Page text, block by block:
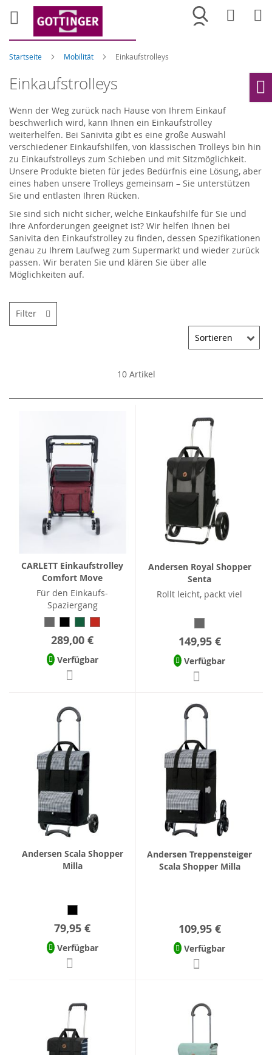
Merkliste
Startseite Mobilität Einkaufstrolleys
Einkaufstrolleys
Wenn der Weg zurück nach Hause von Ihrem Einkauf
beschwerlich wird, kann Ihnen ein Einkaufstrolley
weiterhelfen. Bei Sanivita gibt es eine große Auswahl
verschiedener Einkaufshilfen, von klassischen Trolleys bin hin
zu Einkaufstrolleys zum Schieben und mit Sitzmöglichkeit.
Unsere Produkte bieten für jedes Bedürfnis eine Lösung, aber
eines haben unsere Trolleys gemeinsam – Sie unterstützen
Sie und entlasten Ihren Rücken.
Sie sind sich nicht sicher, welche Einkaufshilfe für Sie und
Ihre Anforderungen geeignet ist? Wir helfen Ihnen bei
Sanivita den Einkaufstrolley zu finden, dessen Spezifikationen
genau zu Ihrem Laufweg zum Supermarkt und wieder zurück
passen. Wir beraten Sie und klären Sie über alle
Möglichkeiten auf.
10Artikel
CARLETT Einkaufstrolley
Comfort Move
Für den Einkaufs-
Spaziergang
289,00 €
Verfügbar
Andersen Royal Shopper
Senta
Rollt leicht, packt viel
149,95 €
Verfügbar
Andersen Scala Shopper
Milla
79,95 €
Verfügbar
Andersen Treppensteiger
Scala Shopper Milla
109,95 €
Verfügbar
Filter